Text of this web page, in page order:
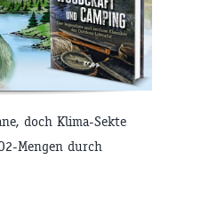
doch Klima-Sekte
Mengen durch